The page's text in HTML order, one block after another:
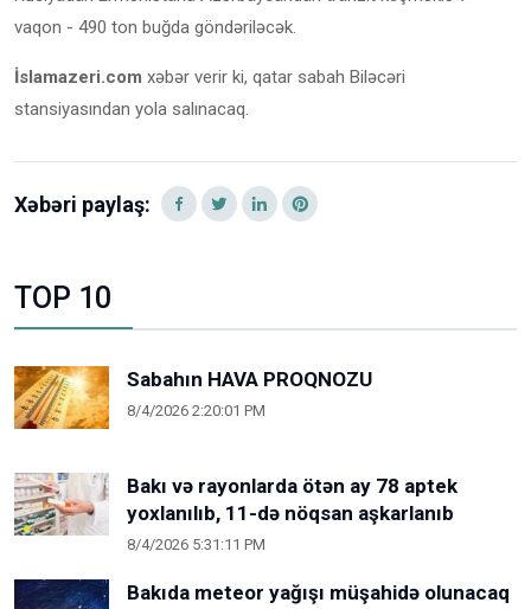
vaqon - 490 ton buğda göndəriləcək.
İslamazeri.com xəbər verir ki, qatar sabah Biləcəri
stansiyasından yola salınacaq.
Xəbəri paylaş:
TOP 10
Sabahın HAVA PROQNOZU
8/4/2026 2:20:01 PM
Bakı və rayonlarda ötən ay 78 aptek
yoxlanılıb, 11-də nöqsan aşkarlanıb
8/4/2026 5:31:11 PM
Bakıda meteor yağışı müşahidə olunacaq